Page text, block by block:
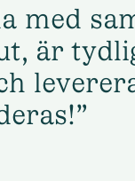
med
är